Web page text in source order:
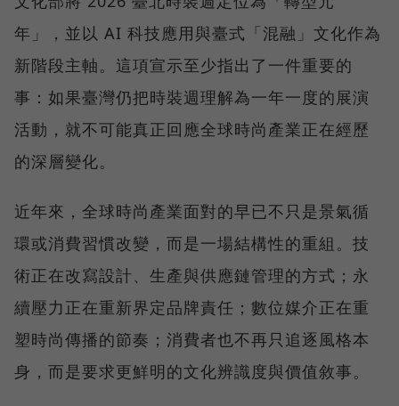
年」，並以 AI 科技應用與臺式「混融」文化作為
新階段主軸。這項宣示至少指出了一件重要的
事：如果臺灣仍把時裝週理解為一年一度的展演
活動，就不可能真正回應全球時尚產業正在經歷
的深層變化。
近年來，全球時尚產業面對的早已不只是景氣循
環或消費習慣改變，而是一場結構性的重組。技
術正在改寫設計、生產與供應鏈管理的方式；永
續壓力正在重新界定品牌責任；數位媒介正在重
塑時尚傳播的節奏；消費者也不再只追逐風格本
身，而是要求更鮮明的文化辨識度與價值敘事。